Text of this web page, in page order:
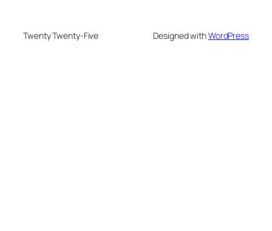
Twenty Twenty-Five Designed withWordPress